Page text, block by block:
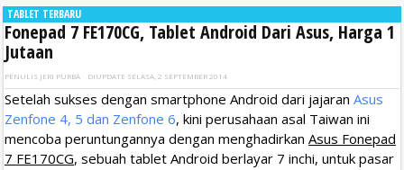
TABLET TERBARU
Fonepad 7 FE170CG, Tablet Android Dari Asus, Harga 1
Jutaan
PENULIS JERI PURBA DIUPDATE SELASA, 2 SEPTEMBER 2014
Setelah sukses dengan smartphone Android dari jajaran Asus
Zenfone 4, 5 dan Zenfone 6, kini perusahaan asal Taiwan ini
mencoba peruntungannya dengan menghadirkan Asus Fonepad
7 FE170CG, sebuah tablet Android berlayar 7 inchi, untuk pasar